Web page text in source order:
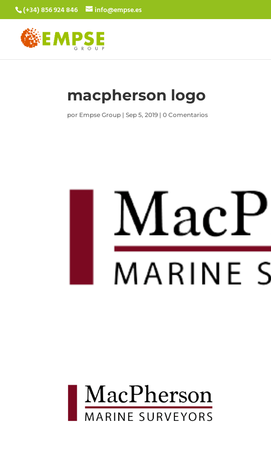
(+34) 856 924 846 info@empse.es
macpherson logo
por Empse Group |Sep 5, 2019 |0 Comentarios